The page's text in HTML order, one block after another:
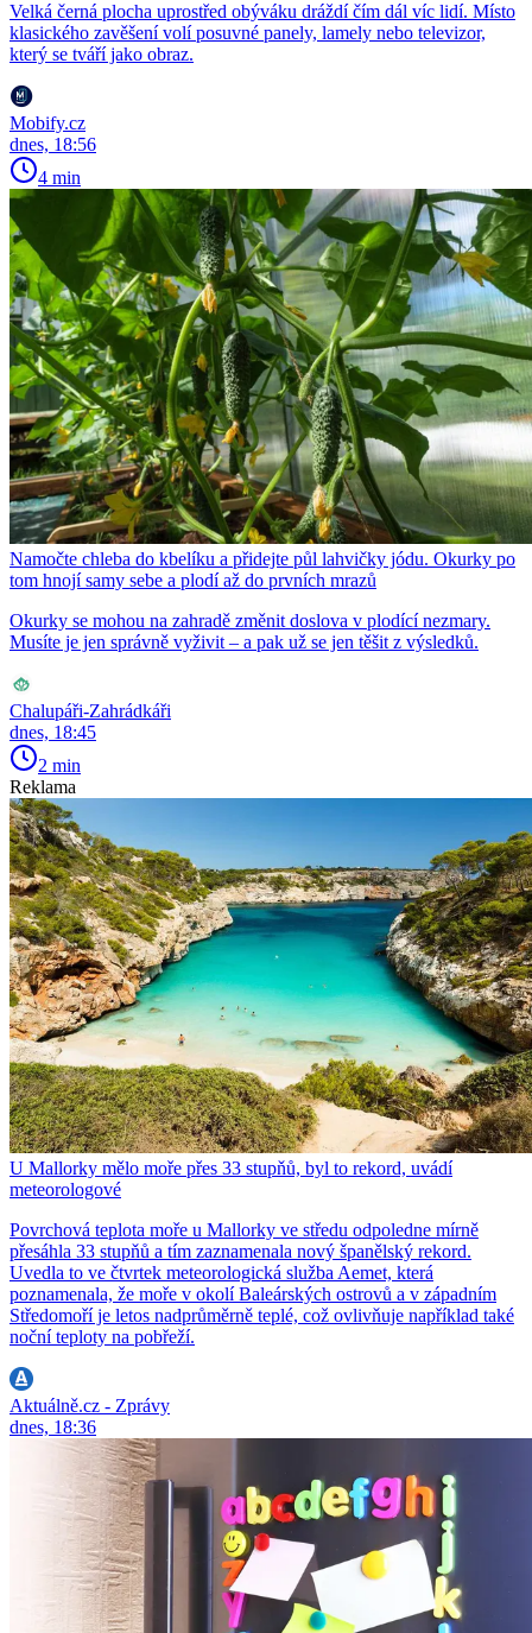
Velká černá plocha uprostřed obýváku dráždí čím dál víc lidí. Místo
klasického zavěšení volí posuvné panely, lamely nebo televizor,
který se tváří jako obraz.
Mobify.cz
dnes, 18:56
4 min
Namočte chleba do kbelíku a přidejte půl lahvičky jódu. Okurky po
tom hnojí samy sebe a plodí až do prvních mrazů
Okurky se mohou na zahradě změnit doslova v plodící nezmary.
Musíte je jen správně vyživit – a pak už se jen těšit z výsledků.
Chalupáři-Zahrádkáři
dnes, 18:45
2 min
Reklama
U Mallorky mělo moře přes 33 stupňů, byl to rekord, uvádí
meteorologové
Povrchová teplota moře u Mallorky ve středu odpoledne mírně
přesáhla 33 stupňů a tím zaznamenala nový španělský rekord.
Uvedla to ve čtvrtek meteorologická služba Aemet, která
poznamenala, že moře v okolí Baleárských ostrovů a v západním
Středomoří je letos nadprůměrně teplé, což ovlivňuje například také
noční teploty na pobřeží.
Aktuálně.cz - Zprávy
dnes, 18:36